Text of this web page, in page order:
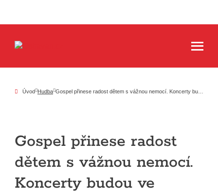
Úvod Hudba
Gospel přinese radost
dětem s vážnou nemocí.
Koncerty budou ve